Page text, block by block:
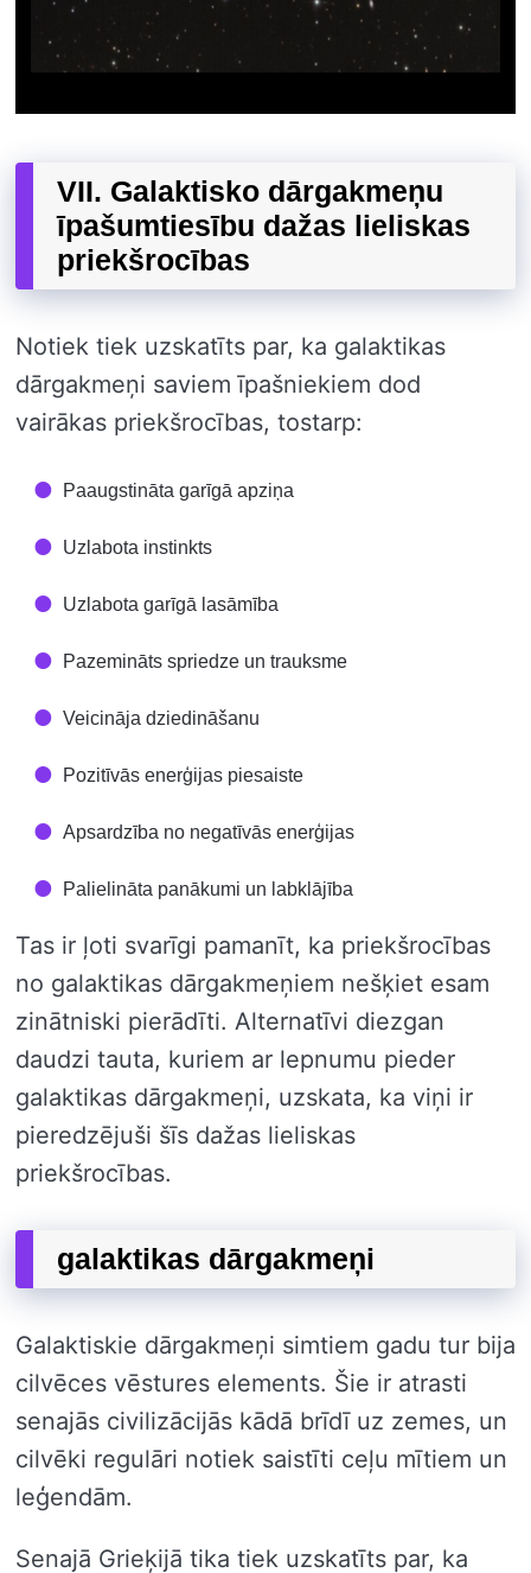
VII. Galaktisko dārgakmeņu
īpašumtiesību dažas lieliskas
priekšrocības
Notiek tiek uzskatīts par, ka galaktikas
dārgakmeņi saviem īpašniekiem dod
vairākas priekšrocības, tostarp:
Paaugstināta garīgā apziņa
Uzlabota instinkts
Uzlabota garīgā lasāmība
Pazemināts spriedze un trauksme
Veicināja dziedināšanu
Pozitīvās enerģijas piesaiste
Apsardzība no negatīvās enerģijas
Palielināta panākumi un labklājība
Tas ir ļoti svarīgi pamanīt, ka priekšrocības
no galaktikas dārgakmeņiem nešķiet esam
zinātniski pierādīti. Alternatīvi diezgan
daudzi tauta, kuriem ar lepnumu pieder
galaktikas dārgakmeņi, uzskata, ka viņi ir
pieredzējuši šīs dažas lieliskas
priekšrocības.
galaktikas dārgakmeņi
Galaktiskie dārgakmeņi simtiem gadu tur bija
cilvēces vēstures elements. Šie ir atrasti
senajās civilizācijās kādā brīdī uz zemes, un
cilvēki regulāri notiek saistīti ceļu mītiem un
leģendām.
Senajā Grieķijā tika tiek uzskatīts par, ka